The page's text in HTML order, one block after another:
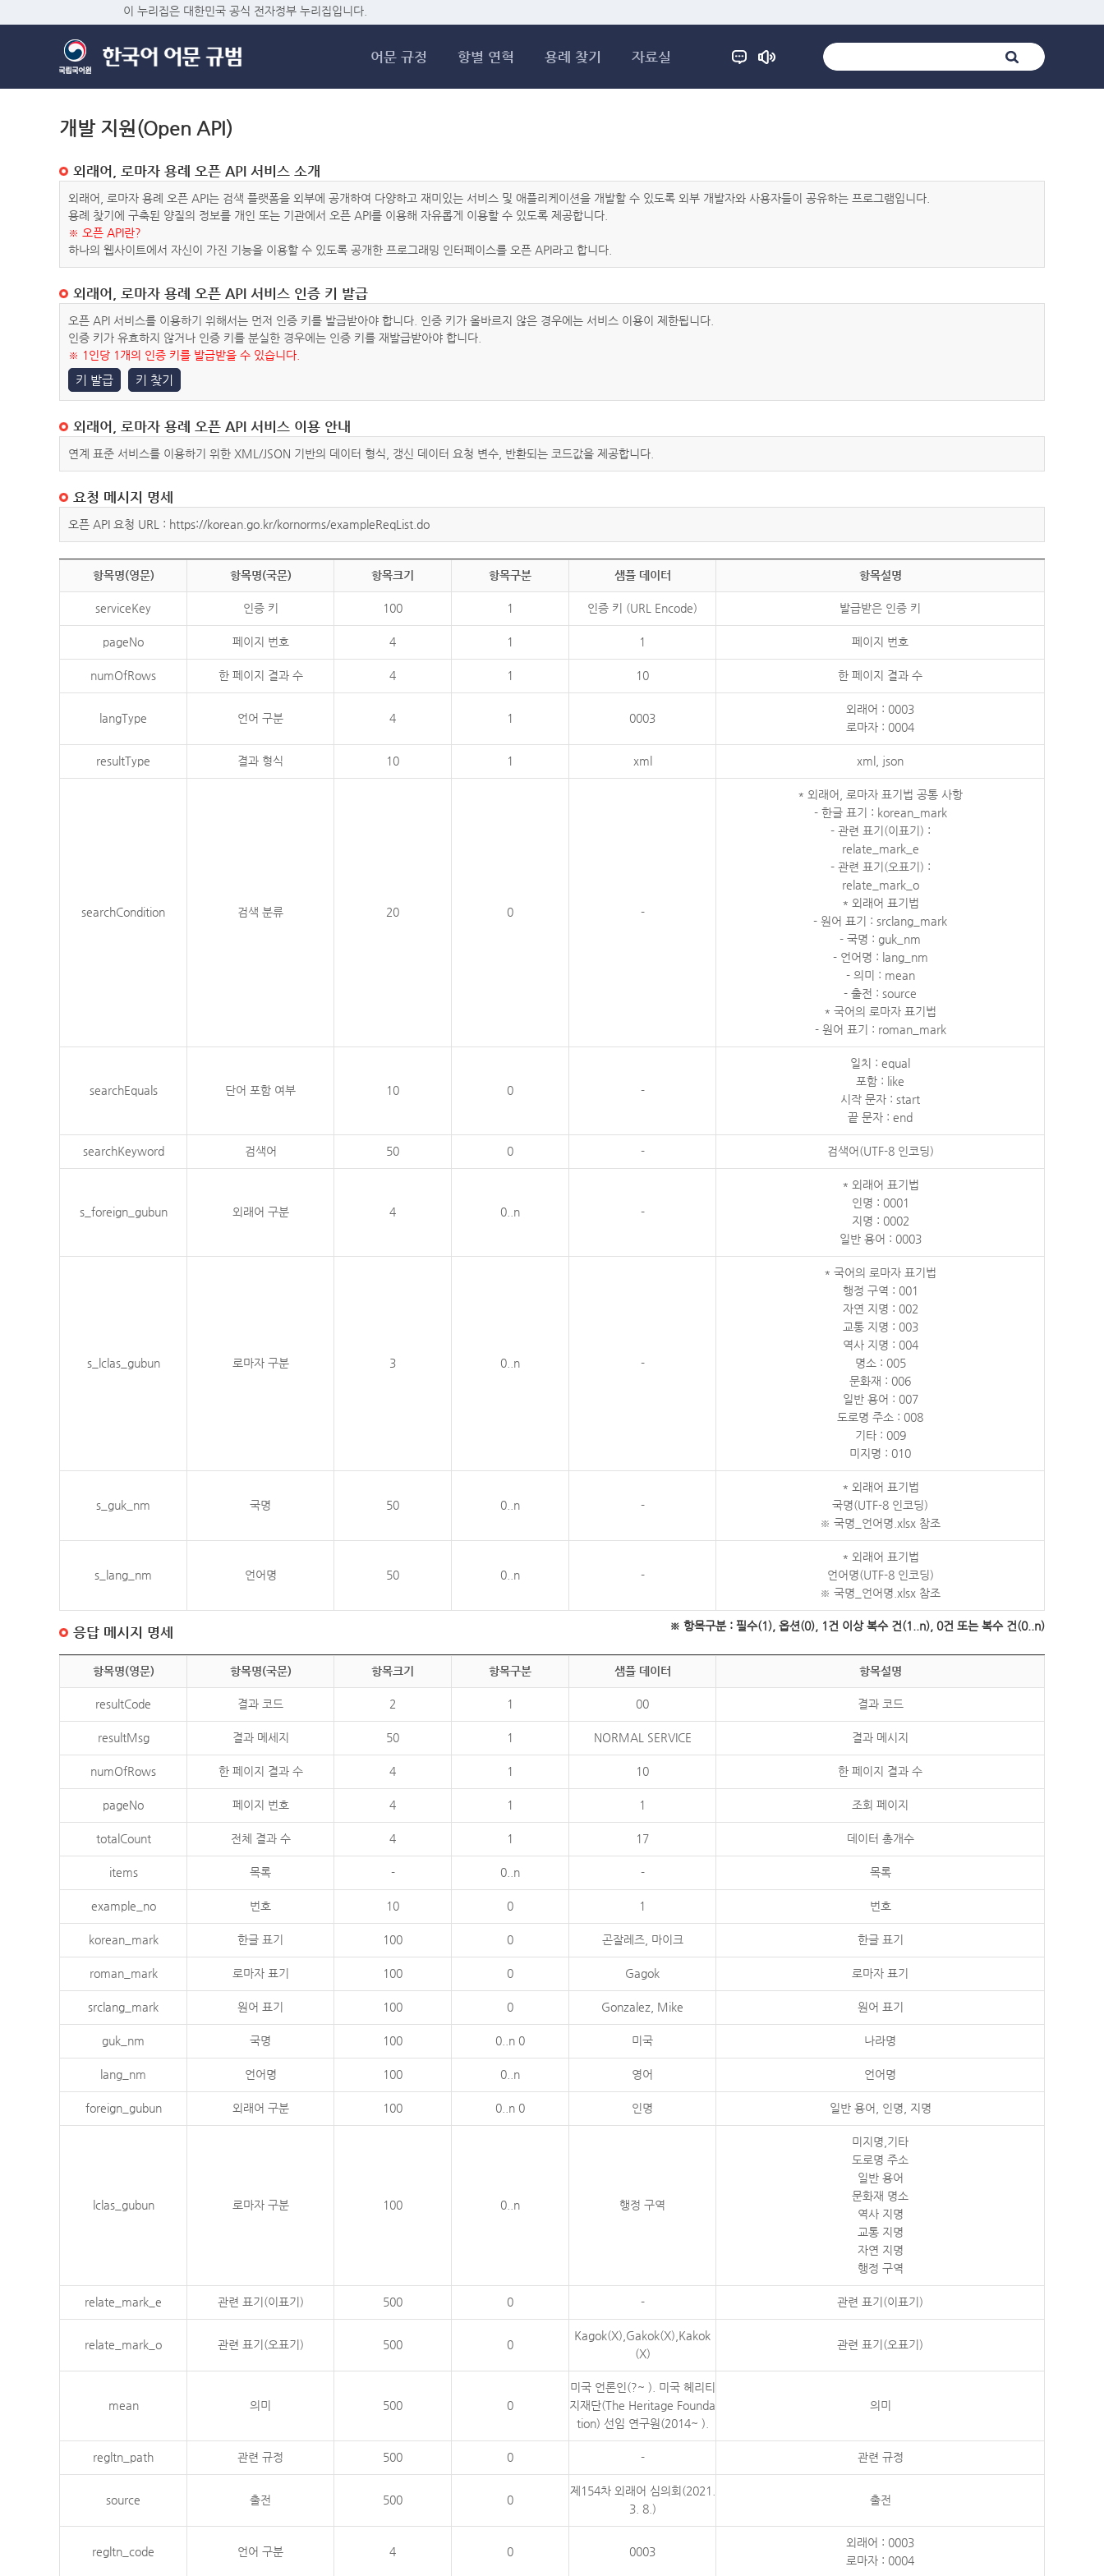
이 누리집은 대한민국 공식 전자정부 누리집입니다.
어문 규정 항별 연혁 용례 찾기 자료실
개발 지원(Open API)
외래어, 로마자 용례 오픈 API 서비스 소개
외래어, 로마자 용례 오픈 API는 검색 플랫폼을 외부에 공개하여 다양하고 재미있는 서비스 및 애플리케이션을 개발할 수 있도록 외부 개발자와 사용자들이 공유하는 프로그램입니다.
용례 찾기에 구축된 양질의 정보를 개인 또는 기관에서 오픈 API를 이용해 자유롭게 이용할 수 있도록 제공합니다.
※ 오픈 API란?
하나의 웹사이트에서 자신이 가진 기능을 이용할 수 있도록 공개한 프로그래밍 인터페이스를 오픈 API라고 합니다.
외래어, 로마자 용례 오픈 API 서비스 인증 키 발급
오픈 API 서비스를 이용하기 위해서는 먼저 인증 키를 발급받아야 합니다. 인증 키가 올바르지 않은 경우에는 서비스 이용이 제한됩니다.
인증 키가 유효하지 않거나 인증 키를 분실한 경우에는 인증 키를 재발급받아야 합니다.
※ 1인당 1개의 인증 키를 발급받을 수 있습니다.
키 발급 키 찾기
외래어, 로마자 용례 오픈 API 서비스 이용 안내
연계 표준 서비스를 이용하기 위한 XML/JSON 기반의 데이터 형식, 갱신 데이터 요청 변수, 반환되는 코드값을 제공합니다.
요청 메시지 명세
오픈 API 요청 URL : https://korean.go.kr/kornorms/exampleReqList.do
항목명(영문) 항목명(국문) 항목크기 항목구분 샘플 데이터 항목설명
serviceKey 인증 키 100 1 인증 키 (URL Encode) 발급받은 인증 키
pageNo 페이지 번호 4 1 1 페이지 번호
numOfRows 한 페이지 결과 수 4 1 10 한 페이지 결과 수
langType 언어 구분 4 1 0003
외래어 : 0003
로마자 : 0004
resultType 결과 형식 10 1 xml xml, json
searchCondition 검색 분류 20 0 -
* 외래어, 로마자 표기법 공통 사항
- 한글 표기 : korean_mark
- 관련 표기(이표기) :
relate_mark_e
- 관련 표기(오표기) :
relate_mark_o
* 외래어 표기법
- 원어 표기 : srclang_mark
- 국명 : guk_nm
- 언어명 : lang_nm
- 의미 : mean
- 출전 : source
* 국어의 로마자 표기법
- 원어 표기 : roman_mark
searchEquals 단어 포함 여부 10 0 -
일치 : equal
포함 : like
시작 문자 : start
끝 문자 : end
searchKeyword 검색어 50 0 - 검색어(UTF-8 인코딩)
s_foreign_gubun 외래어 구분 4 0..n -
* 외래어 표기법
인명 : 0001
지명 : 0002
일반 용어 : 0003
s_lclas_gubun 로마자 구분 3 0..n -
* 국어의 로마자 표기법
행정 구역 : 001
자연 지명 : 002
교통 지명 : 003
역사 지명 : 004
명소 : 005
문화재 : 006
일반 용어 : 007
도로명 주소 : 008
기타 : 009
미지명 : 010
s_guk_nm 국명 50 0..n -
* 외래어 표기법
국명(UTF-8 인코딩)
※ 국명_언어명.xlsx 참조
s_lang_nm 언어명 50 0..n -
* 외래어 표기법
언어명(UTF-8 인코딩)
※ 국명_언어명.xlsx 참조
※ 항목구분 : 필수(1), 옵션(0), 1건 이상 복수 건(1..n), 0건 또는 복수 건(0..n)
응답 메시지 명세
항목명(영문) 항목명(국문) 항목크기 항목구분 샘플 데이터 항목설명
resultCode 결과 코드 2 1 00 결과 코드
resultMsg 결과 메세지 50 1 NORMAL SERVICE 결과 메시지
numOfRows 한 페이지 결과 수 4 1 10 한 페이지 결과 수
pageNo 페이지 번호 4 1 1 조회 페이지
totalCount 전체 결과 수 4 1 17 데이터 총개수
items 목록 - 0..n - 목록
example_no 번호 10 0 1 번호
korean_mark 한글 표기 100 0 곤잘레즈, 마이크 한글 표기
roman_mark 로마자 표기 100 0 Gagok 로마자 표기
srclang_mark 원어 표기 100 0 Gonzalez, Mike 원어 표기
guk_nm 국명 100 0..n 0 미국 나라명
lang_nm 언어명 100 0..n 영어 언어명
foreign_gubun 외래어 구분 100 0..n 0 인명 일반 용어, 인명, 지명
lclas_gubun 로마자 구분 100 0..n 행정 구역
미지명,기타
도로명 주소
일반 용어
문화재 명소
역사 지명
교통 지명
자연 지명
행정 구역
relate_mark_e 관련 표기(이표기) 500 0 - 관련 표기(이표기)
relate_mark_o 관련 표기(오표기) 500 0
Kagok(X),Gakok(X),Kakok
(X)
관련 표기(오표기)
mean 의미 500 0
미국 언론인(?~ ). 미국 헤리티
지재단(The Heritage Founda
tion) 선임 연구원(2014~ ).
의미
regltn_path 관련 규정 500 0 - 관련 규정
source 출전 500 0
제154차 외래어 심의회(2021.
3. 8.)
출전
regltn_code 언어 구분 4 0 0003
외래어 : 0003
로마자 : 0004